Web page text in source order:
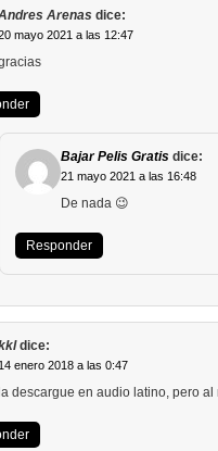
Arenas dice:
mayo 2021 a las 12:47
Bajar Pelis Gratis dice:
21 mayo 2021 a las 16:48
De nada 😉
Responder
dice:
14 enero 2018 a las 0:47
la descargue en audio latino, pero